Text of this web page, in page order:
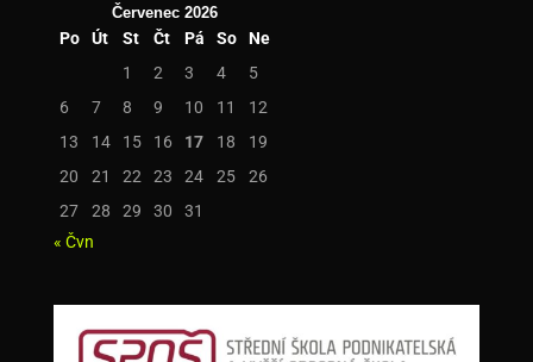
Červenec 2026
Po Út St Čt Pá So
Ne
1
2 3 4
5
6
7 8 9 10 11
12
13
14 15 16 17 18
19
20
21 22 23 24 25
26
27
28 29 30
31
« Čvn